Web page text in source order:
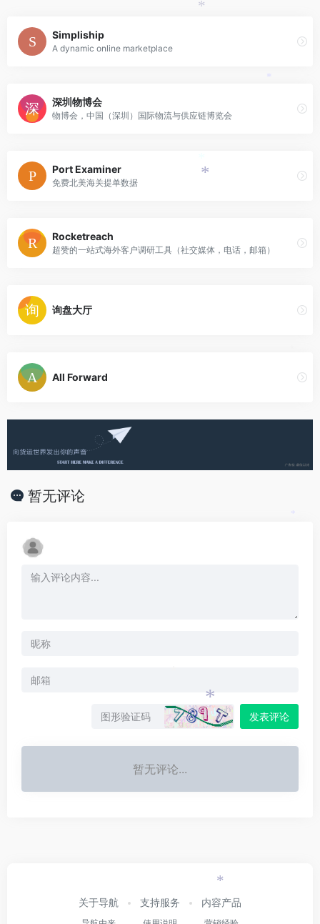
Simpliship
A dynamic online marketplace
深圳物博会
物博会，中国（深圳）国际物流与供应链博览会
Port Examiner
免费北美海关提单数据
Rocketreach
超赞的一站式海外客户调研工具（社交媒体，电话，邮箱）
询盘大厅
All Forward
暂无评论
发表评论
暂无评论...
关于导航 支持服务 内容产品
*
*